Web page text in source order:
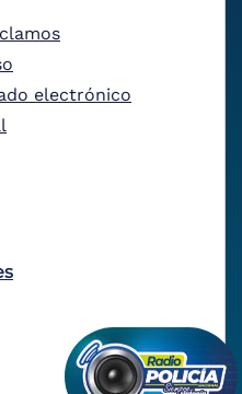
electrónico